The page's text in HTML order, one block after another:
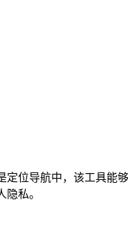
位导航中，该工具能
私。